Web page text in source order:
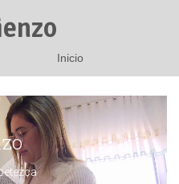
aquí
Inicio